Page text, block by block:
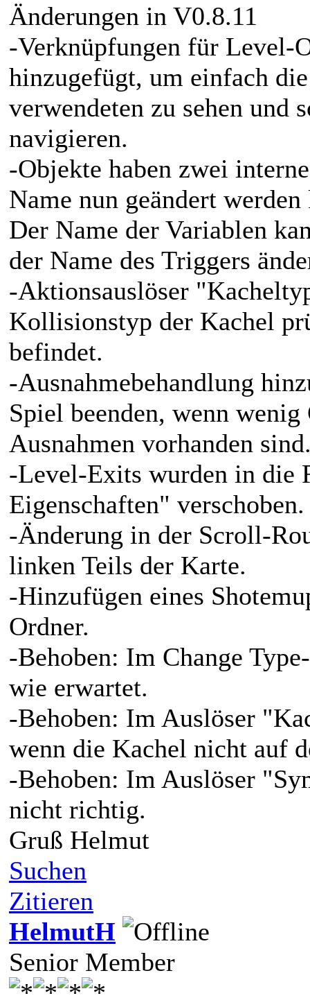
Änderungen in V0.8.11
-Verknüpfungen für Level-
hinzugefügt, um einfach die
verwendeten zu sehen und
navigieren.
-Objekte haben zwei
Name nun geändert werden
Der Name der Variablen
der Name des Triggers
-Aktionsauslöser
Kollisionstyp der Kachel
befindet.
-Ausnahmebehandlung
Spiel beenden, wenn
Ausnahmen vorhanden
-Level-Exits wurden in die
Eigenschaften" verschoben.
-Änderung in der Scroll-
linken Teils der Karte.
-Hinzufügen eines
Ordner.
-Behoben: Im Change
wie erwartet.
-Behoben: Im Auslöser
wenn die Kachel nicht auf
-Behoben: Im Auslöser
nicht richtig.
Gruß Helmut
Suchen
Zitieren
HelmutH
Senior Member